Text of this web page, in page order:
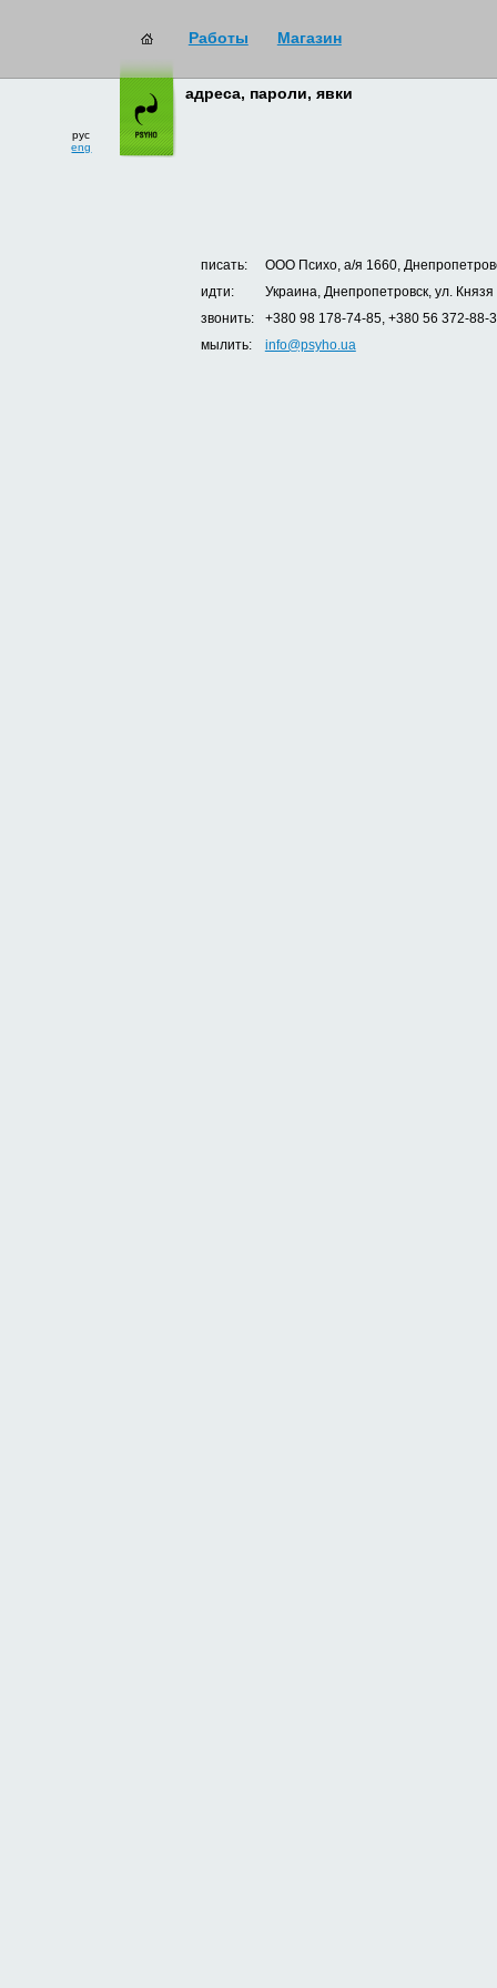
Работы Магазин
рус
eng
адреса, пароли, явки
писать:
ООО Психо, а/я 1660,
идти:
Украина, Днепропетровск, ул.
звонить:
+380 98 178-74-85, +380 56 372-88-
мылить:
info@psyho.ua